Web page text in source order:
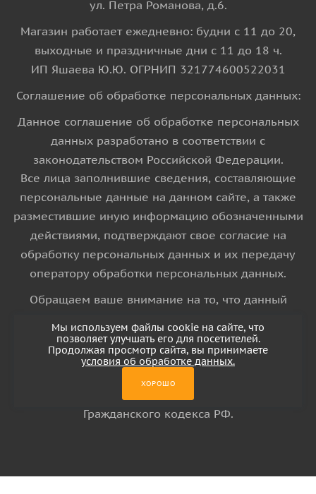
ул. Петра Романова, д.6.
Магазин работает ежедневно: будни с 11 до 20,
выходные и праздничные дни с 11 до 18 ч.
ИП Яшаева Ю.Ю. ОГРНИП 321774600522031
Соглашение об обработке персональных данных:
Данное соглашение об обработке персональных
данных разработано в соответствии с
законодательством Российской Федерации.
Все лица заполнившие сведения, составляющие
персональные данные на данном сайте, а также
разместившие иную информацию обозначенными
действиями, подтверждают свое согласие на
обработку персональных данных и их передачу
оператору обработки персональных данных.
Обращаем ваше внимание на то, что данный
информационный характер и ни при каких
условиях информационные материалы и цены,
Гражданского кодекса РФ.
Мы используем файлы cookie на сайте, что
позволяет улучшать его для посетителей.
Продолжая просмотр сайта, вы принимаете
условия об обработке данных.
ХОРОШО